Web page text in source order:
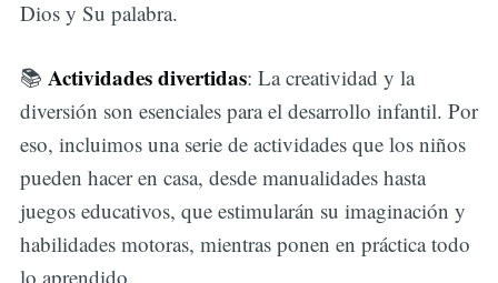
Dios y Su palabra.
📚 Actividades divertidas: La creatividad y la
diversión son esenciales para el desarrollo infantil. Por
eso, incluimos una serie de actividades que los niños
pueden hacer en casa, desde manualidades hasta
juegos educativos, que estimularán su imaginación y
habilidades motoras, mientras ponen en práctica todo
lo aprendido.